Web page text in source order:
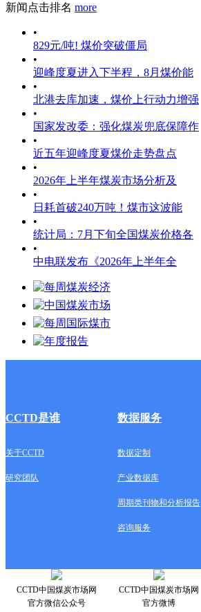
新闻点击排名 more
•
829元/吨! 煤价突破僵局
•
迎峰度夏进入下半程，8月煤价能
•
北港去库加速，煤价上行动力增强
•
国家发改委：强化煤炭兜底保障作
•
近五年迎峰度夏煤价走势盘点
•
2026年上半年煤炭市场分析及
•
日耗首破240万吨！煤市这波能
•
统计局：7月下旬全国煤炭价格各
•
中电联发布《2026年上半年全
CCTD是谁 数据服务
关于CCTD 数据定制
研究团队 产业数据库
周期类刊物和分析报告
咨询服务
CCTD中国煤炭市场网
官方微信公众号
CCTD中国煤炭市场网
官方微博